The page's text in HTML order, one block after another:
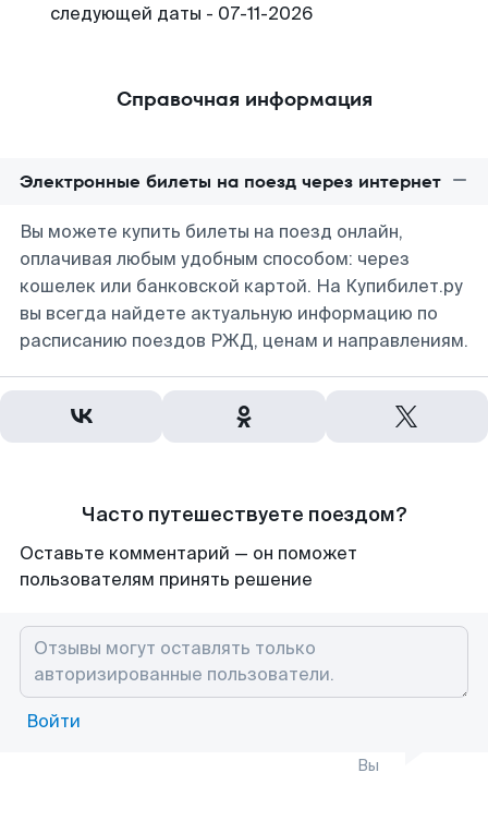
следующей даты - 07-11-2026
Справочная информация
Электронные билеты на поезд через интернет
Вы можете купить билеты на поезд онлайн,
оплачивая любым удобным способом: через
кошелек или банковской картой. На Купибилет.ру
вы всегда найдете актуальную информацию по
расписанию поездов РЖД, ценам и направлениям.
Часто путешествуете поездом?
Оставьте комментарий — он поможет
пользователям принять решение
Войти
Вы